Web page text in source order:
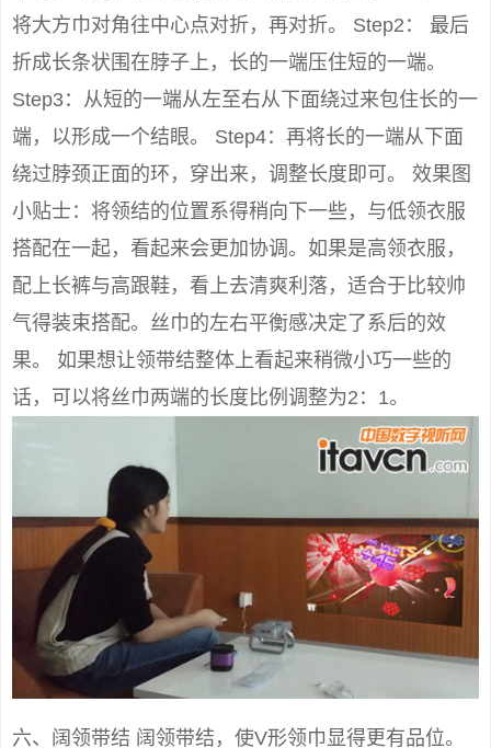
将大方巾对角往中心点对折，再对折。 Step2： 最后
折成长条状围在脖子上，长的一端压住短的一端。
Step3：从短的一端从左至右从下面绕过来包住长的一
端，以形成一个结眼。 Step4：再将长的一端从下面
绕过脖颈正面的环，穿出来，调整长度即可。 效果图
小贴士：将领结的位置系得稍向下一些，与低领衣服
搭配在一起，看起来会更加协调。如果是高领衣服，
配上长裤与高跟鞋，看上去清爽利落，适合于比较帅
气得装束搭配。丝巾的左右平衡感决定了系后的效
果。 如果想让领带结整体上看起来稍微小巧一些的
话，可以将丝巾两端的长度比例调整为2：1。
六、阔领带结 阔领带结，使V形领巾显得更有品位。